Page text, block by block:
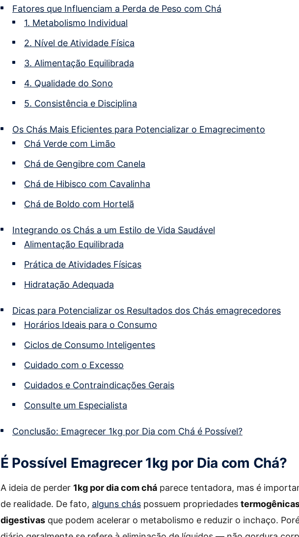
Fatores que Influenciam a Perda de Peso com Chá
1. Metabolismo Individual
2. Nível de Atividade Física
3. Alimentação Equilibrada
4. Qualidade do Sono
5. Consistência e Disciplina
Os Chás Mais Eficientes para Potencializar o Emagrecimento
Chá Verde com Limão
Chá de Gengibre com Canela
Chá de Hibisco com Cavalinha
Chá de Boldo com Hortelã
Integrando os Chás a um Estilo de Vida Saudável
Alimentação Equilibrada
Prática de Atividades Físicas
Hidratação Adequada
Dicas para Potencializar os Resultados dos Chás emagrecedores
Horários Ideais para o Consumo
Ciclos de Consumo Inteligentes
Cuidado com o Excesso
Cuidados e Contraindicações Gerais
Consulte um Especialista
Conclusão: Emagrecer 1kg por Dia com Chá é Possível?
É Possível Emagrecer 1kg por Dia com Chá?
A ideia de perder 1kg por dia com chá parece tentadora, mas é
de realidade. De fato, alguns chás possuem propriedades
digestivas que podem acelerar o metabolismo e reduzir o inchaço.